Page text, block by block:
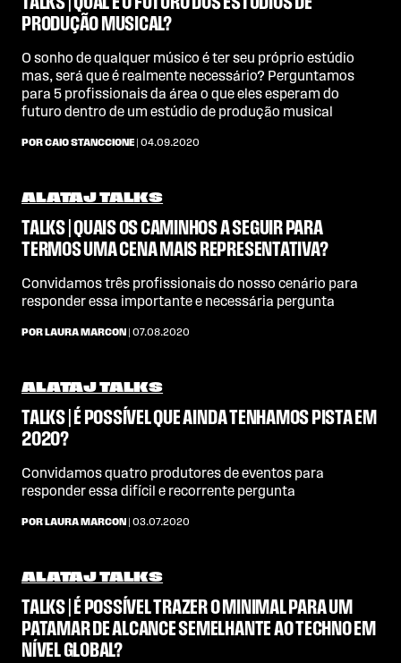
PRODUÇÃO MUSICAL?
O sonho de qualquer músico é ter seu próprio estúdio
mas, será que é realmente necessário? Perguntamos
para 5 profissionais da área o que eles esperam do
futuro dentro de um estúdio de produção musical
POR CAIO STANCCIONE | 04.09.2020
ALATAJ TALKS
TALKS | QUAIS OS CAMINHOS A SEGUIR PARA
TERMOS UMA CENA MAIS REPRESENTATIVA?
Convidamos três profissionais do nosso cenário para
responder essa importante e necessária pergunta
POR LAURA MARCON | 07.08.2020
ALATAJ TALKS
TALKS | É POSSÍVEL QUE AINDA TENHAMOS PISTA EM
2020?
Convidamos quatro produtores de eventos para
responder essa difícil e recorrente pergunta
POR LAURA MARCON | 03.07.2020
ALATAJ TALKS
TALKS | É POSSÍVEL TRAZER O MINIMAL PARA UM
PATAMAR DE ALCANCE SEMELHANTE AO TECHNO EM
NÍVEL GLOBAL?